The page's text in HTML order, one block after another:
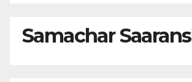
Samachar